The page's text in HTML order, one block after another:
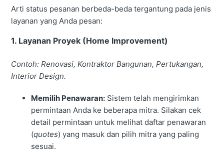
Arti status pesanan berbeda-beda tergantung pada jenis
layanan yang Anda pesan:
1. Layanan Proyek (Home Improvement)
Contoh: Renovasi, Kontraktor Bangunan, Pertukangan,
Interior Design.
Memilih Penawaran: Sistem telah mengirimkan
permintaan Anda ke beberapa mitra. Silakan cek
detail permintaan untuk melihat daftar penawaran
(quotes) yang masuk dan pilih mitra yang paling
sesuai.